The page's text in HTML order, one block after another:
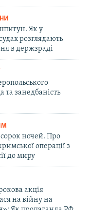
Як у
розглядають
в держзраді
та занедбаність
ночей. Про
операції з
до миру
акція
на війну на